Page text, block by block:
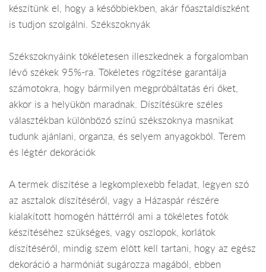
készítünk el, hogy a későbbiekben, akár főasztaldíszként
is tudjon szolgálni. Székszoknyák
Székszoknyáink tökéletesen illeszkednek a forgalomban
lévő székek 95%-ra. Tökéletes rögzítése garantálja
számotokra, hogy bármilyen megpróbáltatás éri őket,
akkor is a helyükön maradnak. Díszítésükre széles
választékban különböző színű székszoknya masnikat
tudunk ajánlani, organza, és selyem anyagokból. Terem
és légtér dekorációk
A termek díszítése a legkomplexebb feladat, legyen szó
az asztalok díszítéséről, vagy a Házaspár részére
kialakított homogén háttérről ami a tökéletes fotók
készítéséhez szükséges, vagy oszlopok, korlátok
díszítéséről, mindig szem elött kell tartani, hogy az egész
dekoráció a harmóniát sugározza magából, ebben